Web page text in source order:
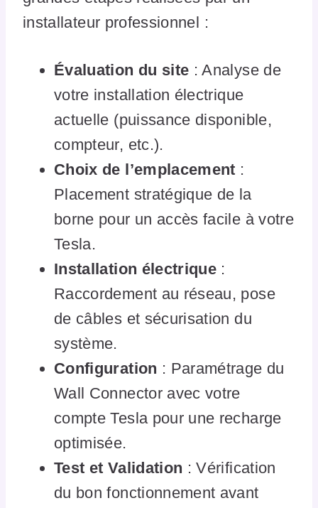
installateur professionnel :
Évaluation du site : Analyse de
votre installation électrique
actuelle (puissance disponible,
compteur, etc.).
Choix de l’emplacement :
Placement stratégique de la
borne pour un accès facile à votre
Tesla.
Installation électrique :
Raccordement au réseau, pose
de câbles et sécurisation du
système.
Configuration : Paramétrage du
Wall Connector avec votre
compte Tesla pour une recharge
optimisée.
Test et Validation : Vérification
du bon fonctionnement avant